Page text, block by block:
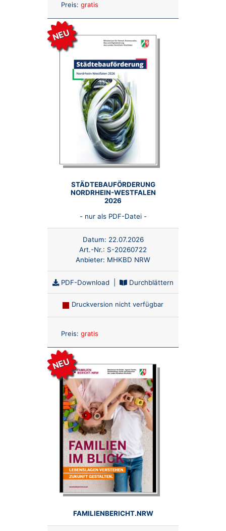
Preis: gratis
NEU
STÄDTEBAUFÖRDERUNG
NORDRHEIN-WESTFALEN
2026
- nur als PDF-Datei -
Datum: 22.07.2026
Art.-Nr.: S-20260722
Anbieter: MHKBD NRW
PDF-Download Durchblättern
Druckversion nicht verfügbar
Preis: gratis
NEU
FAMILIENBERICHT.NRW